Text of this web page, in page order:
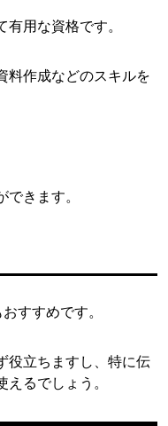
用な資格です。
料作成などのスキルを
きます。
すすめです。
役立ちますし、特に伝
るでしょう。